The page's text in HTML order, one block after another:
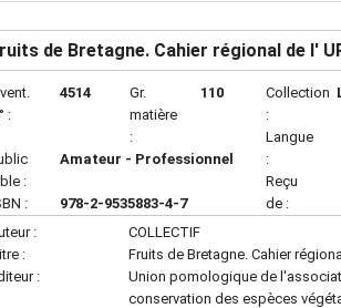
de Bretagne. Cahier régional de l'
:
4514
Gr.
matière
:
110
:
Amateur - Professionnel
: 978-2-9535883-4-7
Collection
:
Langue
:
Reçu
de :
:
COLLECTIF
:
Fruits de Bretagne. Cahier
:
Union pomologique de
conservation des espèces